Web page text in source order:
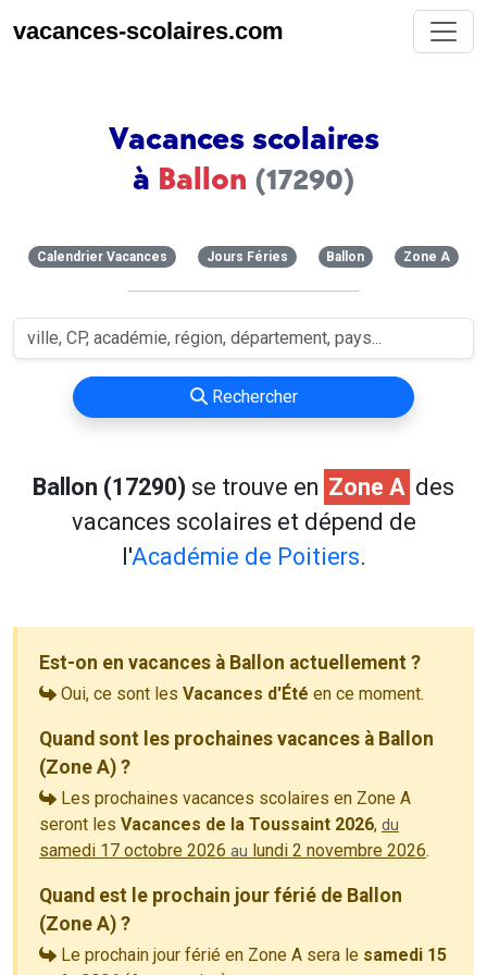
vacances-scolaires.com
Vacances scolaires
à Ballon (17290)
Calendrier Vacances Jours Féries Ballon Zone A
Rechercher
Ballon (17290) se trouve en Zone A des
vacances scolaires et dépend de
l'Académie de Poitiers.
Est-on en vacances à Ballon actuellement ?
Oui, ce sont les Vacances d'Été en ce moment.
Quand sont les prochaines vacances à Ballon
(Zone A) ?
Les prochaines vacances scolaires en Zone A
seront les Vacances de la Toussaint 2026, du
samedi 17 octobre 2026 au lundi 2 novembre 2026.
Quand est le prochain jour férié de Ballon
(Zone A) ?
Le prochain jour férié en Zone A sera le samedi 15